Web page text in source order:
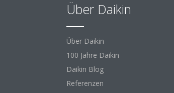
Über Daikin
Über Daikin
100 Jahre Daikin
Daikin Blog
Referenzen